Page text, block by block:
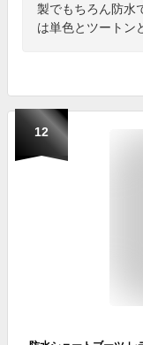
製でもちろん防水
は単色とツートン
12